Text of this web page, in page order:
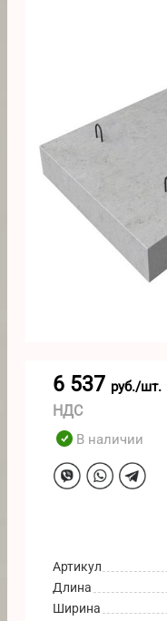
6 537 руб./шт.
НДС
В наличии
Артикул
Длина
Ширина